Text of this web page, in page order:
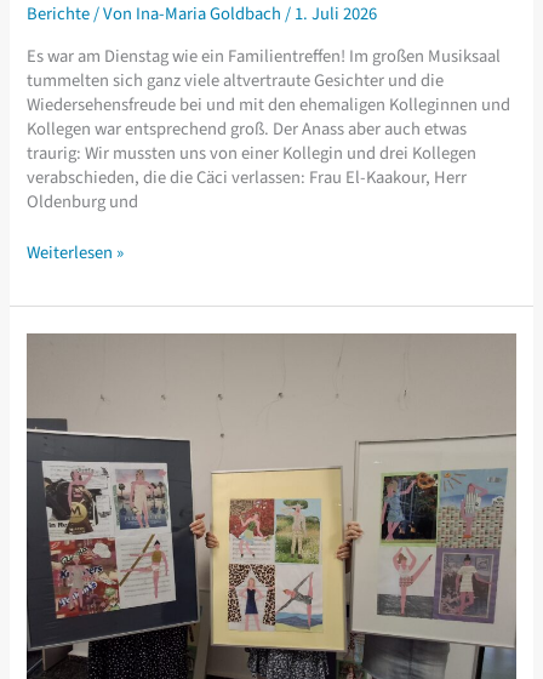
Berichte/ Von Ina-Maria Goldbach/1. Juli 2026
Es war am Dienstag wie ein Familientreffen! Im großen Musiksaal
tummelten sich ganz viele altvertraute Gesichter und die
Wiedersehensfreude bei und mit den ehemaligen Kolleginnen und
Kollegen war entsprechend groß. Der Anass aber auch etwas
traurig: Wir mussten uns von einer Kollegin und drei Kollegen
verabschieden, die die Cäci verlassen: Frau El-Kaakour, Herr
Oldenburg und
Kollegenverabschiedung
Weiterlesen »